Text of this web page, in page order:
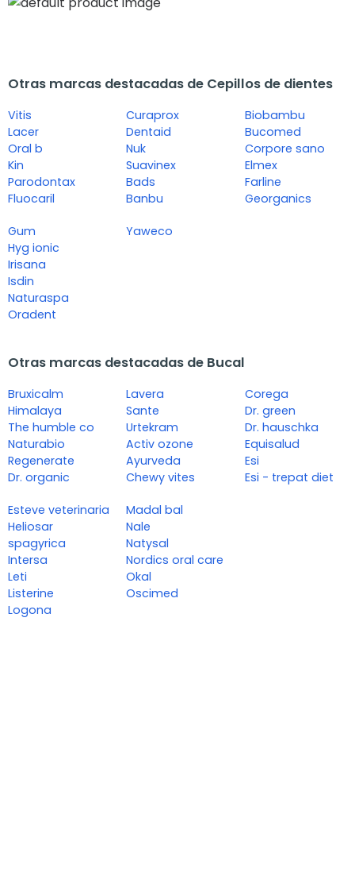
Otras marcas destacadas de Cepillos de dientes
Vitis
Lacer
Oral b
Kin
Parodontax
Fluocaril
Curaprox
Dentaid
Nuk
Suavinex
Bads
Banbu
Biobambu
Bucomed
Corpore sano
Elmex
Farline
Georganics
Gum
Hyg ionic
Irisana
Isdin
Naturaspa
Oradent
Yaweco
Otras marcas destacadas de Bucal
Bruxicalm
Himalaya
The humble co
Naturabio
Regenerate
Dr. organic
Lavera
Sante
Urtekram
Activ ozone
Ayurveda
Chewy vites
Corega
Dr. green
Dr. hauschka
Equisalud
Esi
Esi - trepat diet
Esteve veterinaria
Heliosar
spagyrica
Intersa
Leti
Listerine
Logona
Madal bal
Nale
Natysal
Nordics oral care
Okal
Oscimed